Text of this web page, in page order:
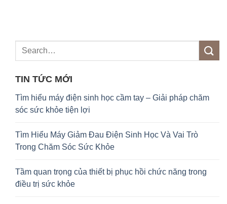
TIN TỨC MỚI
Tìm hiểu máy điện sinh học cầm tay – Giải pháp chăm
sóc sức khỏe tiện lợi
Tìm Hiểu Máy Giảm Đau Điện Sinh Học Và Vai Trò
Trong Chăm Sóc Sức Khỏe
Tầm quan trọng của thiết bị phục hồi chức năng trong
điều trị sức khỏe